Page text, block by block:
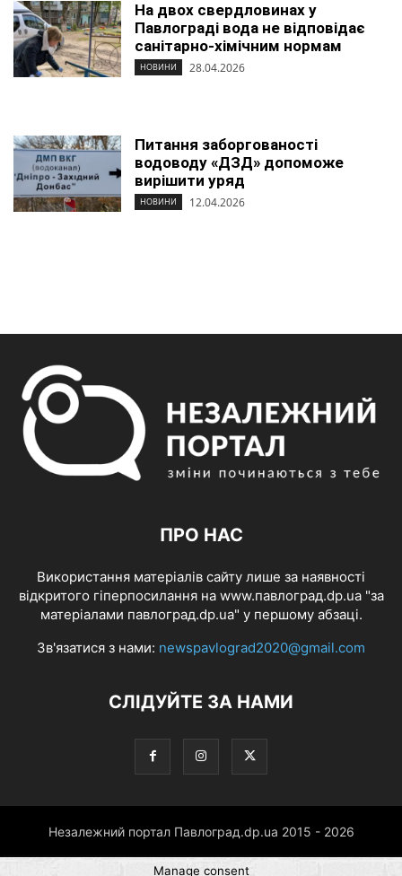
На двох свердловинах у
Павлограді вода не відповідає
санітарно-хімічним нормам
НОВИНИ 28.04.2026
Питання заборгованості
водоводу «ДЗД» допоможе
вирішити уряд
НОВИНИ 12.04.2026
ПРО НАС
Використання матеріалів сайту лише за наявності
відкритого гіперпосилання на www.павлоград.dp.ua "за
матеріалами павлоград.dp.ua" у першому абзаці.
Зв'язатися з нами: newspavlograd2020@gmail.com
СЛІДУЙТЕ ЗА НАМИ
Незалежний портал Павлоград.dp.ua 2015 - 2026
Manage consent